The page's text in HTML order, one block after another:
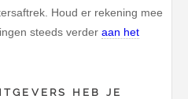
Houd er rekening mee
steeds verderaan het
HEB JE